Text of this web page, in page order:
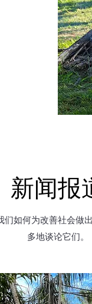
新闻报
如何为改善社会
多地谈论它们。